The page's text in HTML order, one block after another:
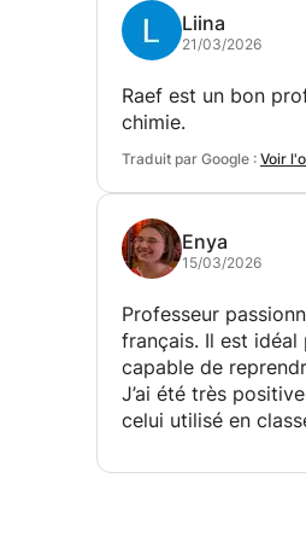
Liina
21/03/2026
Raef est un bon
chimie.
Traduit par Google : Voir
Enya
15/03/2026
Professeur
français. Il est idéal
capable de
J’ai été très
celui utilisé en
Je le remercie et